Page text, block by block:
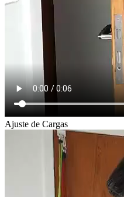
Ajuste de Cargas